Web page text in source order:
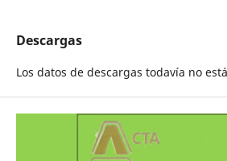
Descargas
Los datos de descargas todavía no